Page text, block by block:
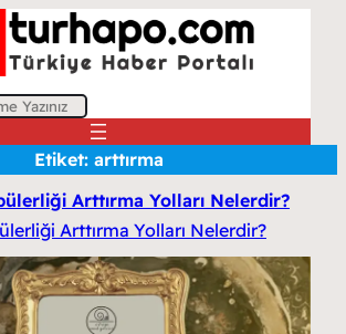
Etiket: arttırma
Arttırma Yolları Nelerdir?